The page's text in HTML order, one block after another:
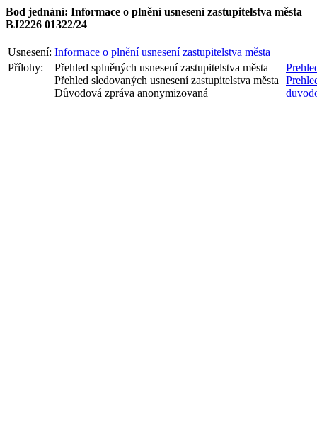
Bod jednání: Informace o plnění usnesení zastupitelstva města
BJ2226 01322/24
Usnesení: Informace o plnění usnesení zastupitelstva města
Přílohy:
Přehled splněných usnesení zastupitelstva města
Přehled sledovaných usnesení zastupitelstva města
Důvodová zpráva anonymizovaná